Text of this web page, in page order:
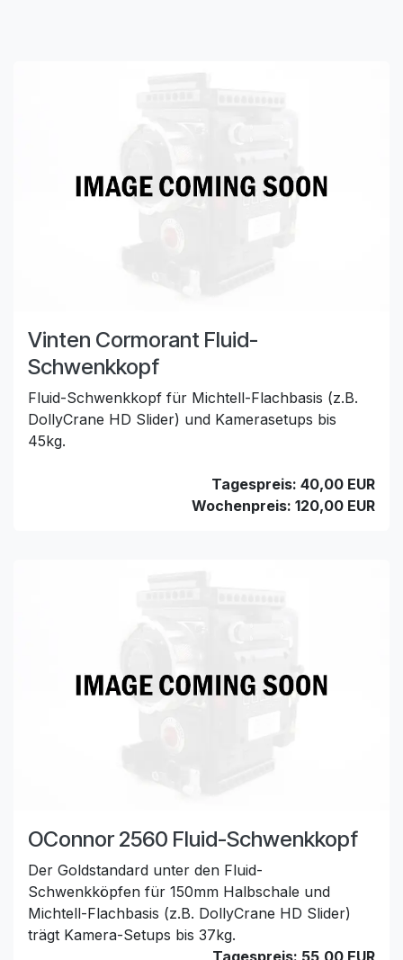
Vinten Cormorant Fluid-
Schwenkkopf
Fluid-Schwenkkopf für Michtell-Flachbasis (z.B.
DollyCrane HD Slider) und Kamerasetups bis
45kg.
Tagespreis: 40,00 EUR
Wochenpreis: 120,00 EUR
OConnor 2560 Fluid-Schwenkkopf
Der Goldstandard unter den Fluid-
Schwenkköpfen für 150mm Halbschale und
Michtell-Flachbasis (z.B. DollyCrane HD Slider)
trägt Kamera-Setups bis 37kg.
Tagespreis: 55,00 EUR